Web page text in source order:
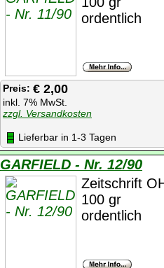
ordentlich
Preis: € 2,00
inkl. 7% MwSt.
zzgl. Versandkosten
Lieferbar in 1-3 Tagen
GARFIELD - Nr. 12/90
Zeitschrift
100 gr
ordentlich